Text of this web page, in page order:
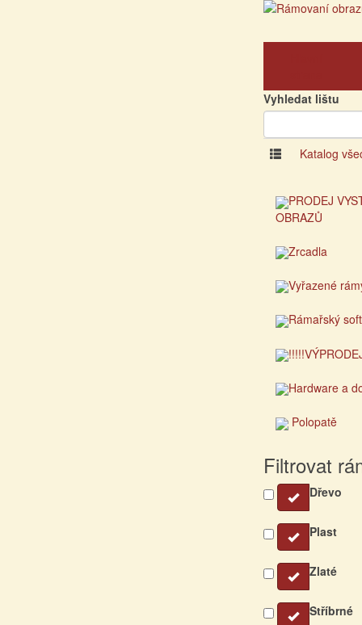
Vyhledat lištu
Katalog
PRODEJ
OBRAZŮ
Zrcadla
Vyřazené
Rámařský
Hardware a
Polopatě
Filtrovat
Dřevo
Plast
Zlaté
Stříbrné